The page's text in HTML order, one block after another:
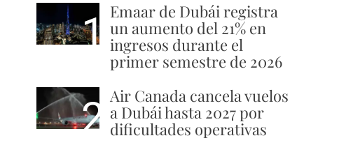
1 Emaar de Dubái registra
un aumento del 21% en
ingresos durante el
primer semestre de 2026
2 Air Canada cancela vuelos
a Dubái hasta 2027 por
dificultades operativas